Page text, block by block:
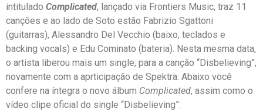
intitulado Complicated, lançado via Frontiers Music, traz 11
canções e ao lado de Soto estão Fabrizio Sgattoni
(guitarras), Alessandro Del Vecchio (baixo, teclados e
backing vocals) e Edu Cominato (bateria). Nesta mesma data,
o artista liberou mais um single, para a canção “Disbelieving”,
novamente com a aprticipação de Spektra. Abaixo você
confere na íntegra o novo álbum Complicated, assim como o
vídeo clipe oficial do single “Disbelieving”: